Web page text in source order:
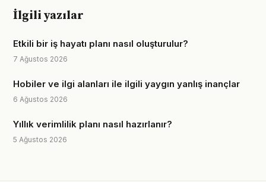
İlgili yazılar
Etkili bir iş hayatı planı nasıl oluşturulur?
7 Ağustos 2026
Hobiler ve ilgi alanları ile ilgili yaygın yanlış inançlar
6 Ağustos 2026
Yıllık verimlilik planı nasıl hazırlanır?
5 Ağustos 2026